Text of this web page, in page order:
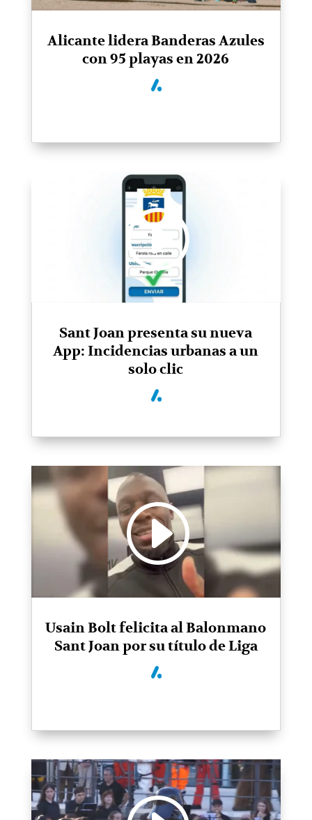
Alicante lidera Banderas Azules
con 95 playas en 2026
Sant Joan presenta su nueva
App: Incidencias urbanas a un
solo clic
Usain Bolt felicita al Balonmano
Sant Joan por su título de Liga